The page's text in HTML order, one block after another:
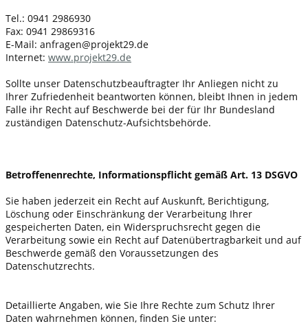
Tel.: 0941 2986930
Fax: 0941 29869316
E-Mail: anfragen@projekt29.de
Internet: www.projekt29.de
Sollte unser Datenschutzbeauftragter Ihr Anliegen nicht zu
Ihrer Zufriedenheit beantworten können, bleibt Ihnen in jedem
Falle ihr Recht auf Beschwerde bei der für Ihr Bundesland
zuständigen Datenschutz-Aufsichtsbehörde.
Betroffenenrechte, Informationspflicht gemäß Art. 13 DSGVO
Sie haben jederzeit ein Recht auf Auskunft, Berichtigung,
Löschung oder Einschränkung der Verarbeitung Ihrer
gespeicherten Daten, ein Widerspruchsrecht gegen die
Verarbeitung sowie ein Recht auf Datenübertragbarkeit und auf
Beschwerde gemäß den Voraussetzungen des
Datenschutzrechts.
Detaillierte Angaben, wie Sie Ihre Rechte zum Schutz Ihrer
Daten wahrnehmen können, finden Sie unter: